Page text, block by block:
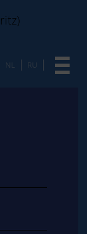
NL RU